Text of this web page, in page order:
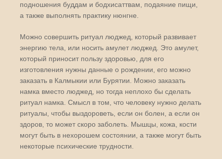
подношения буддам и бодхисаттвам, подаяние пищи,
а также выполнять практику нюнгне.
Можно совершить ритуал люджед, который развивает
энергию тела, или носить амулет люджед. Это амулет,
который приносит пользу здоровью, для его
изготовления нужны данные о рождении, его можно
заказать в Калмыкии или Бурятии. Можно заказать
намка вместо люджед, но тогда неплохо бы сделать
ритуал намка. Смысл в том, что человеку нужно делать
ритуалы, чтобы выздороветь, если он болен, а если он
здоров, то может скоро заболеть. Мышцы, кожа, кости
могут быть в нехорошем состоянии, а также могут быть
некоторые психические трудности.